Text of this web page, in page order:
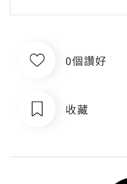
0個讚好
收藏